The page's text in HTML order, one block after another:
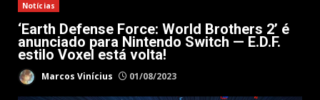
Notícias
‘Earth Defense Force: World Brothers 2’ é
anunciado para Nintendo Switch — E.D.F.
estilo Voxel está volta!
Marcos Vinícius 01/08/2023